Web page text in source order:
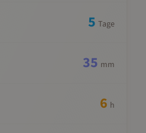
5 Tage
35 mm
6 h